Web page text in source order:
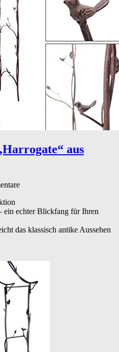
aus
ein echter Blickfang für Ihren
das klassisch antike Aussehen